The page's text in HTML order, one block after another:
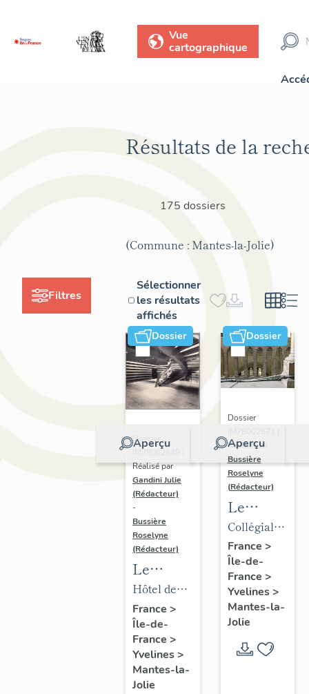
Vue
cartographique
Filtres
Résultats de la
175 dossiers
(Commune : Mantes-la-Jolie)
Sélectionner
les résultats
affichés
Dossier
Aperçu
Dossier
IM78002649 |
Réalisé par
Gandini Julie
(Rédacteur)
-
Bussière
Roselyne
(Rédacteur)
Le
mobilier
de l'hôtel
de ville
Hôtel de
ville
France >
Île-de-
France >
Yvelines>
Mantes-la-
Jolie
Dossier
Aperçu
Dossier
Réalisé par
Bussière
Roselyne
(Rédacteur)
Le
mobilier
de la
collégiale
Collégiale
Notre-
Dame
France >
Île-de-
France >
Yvelines>
Mantes-la-
Jolie